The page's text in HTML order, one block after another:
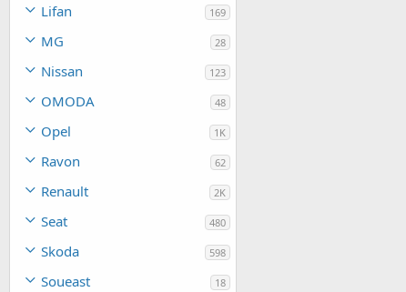
Lifan 169
MG 28
Nissan 123
OMODA 48
Opel 1K
Ravon 62
Renault 2K
Seat 480
Skoda 598
Soueast 18